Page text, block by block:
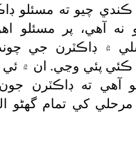
چيو ته مسئلو
آهي، پر مسئلو
۾ ڊاڪٽرن جي
ڪئي پئي وڃي. ان ۾
آهي ته ڊاڪٽرن
کي تمام گھڻو